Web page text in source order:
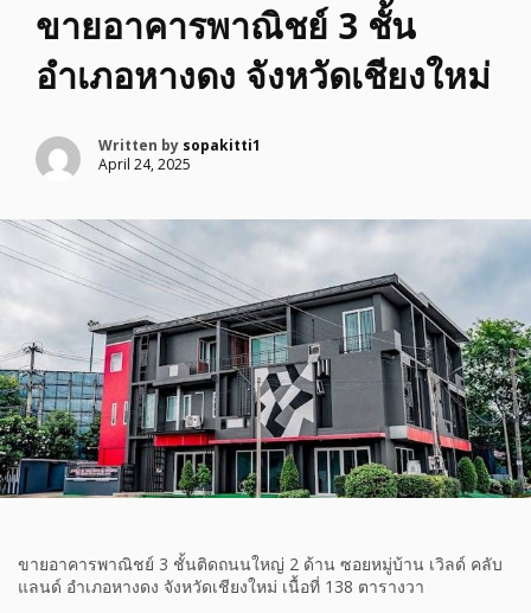
ขายอาคารพาณิชย์ 3 ชั้น
อำเภอหางดง จังหวัดเชียงใหม่
Written by sopakitti1
April 24, 2025
ขายอาคารพาณิชย์ 3 ชั้นติดถนนใหญ่ 2 ด้าน ซอยหมู่บ้าน เวิลด์ คลับ
แลนด์ อำเภอหางดง จังหวัดเชียงใหม่ เนื้อที่ 138 ตารางวา